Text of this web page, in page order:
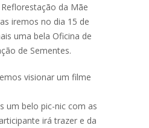
da Mãe
iremos no dia 15 de
uma bela Oficina de
de Sementes.
visionar um filme
um belo pic-nic com as
irá trazer e da